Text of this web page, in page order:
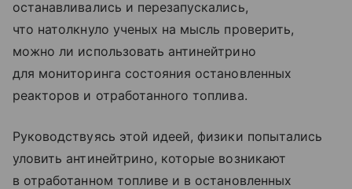
останавливались и перезапускались,
что натолкнуло ученых на мысль проверить,
можно ли использовать антинейтрино
для мониторинга состояния остановленных
реакторов и отработанного топлива.
Руководствуясь этой идеей, физики попытались
уловить антинейтрино, которые возникают
в отработанном топливе и в остановленных